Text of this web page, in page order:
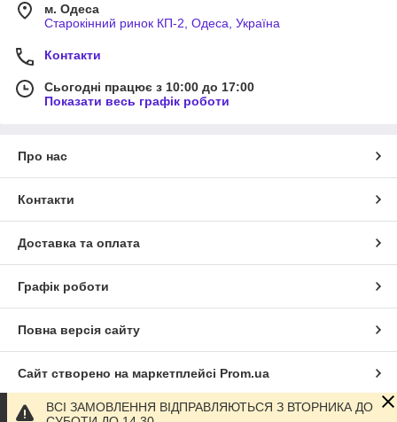
м. Одеса
Старокінний ринок КП-2, Одеса, Україна
Контакти
Сьогодні працює з 10:00 до 17:00
Показати весь графік роботи
Про нас
Контакти
Доставка та оплата
Графік роботи
Повна версія сайту
Сайт створено на маркетплейсі Prom.ua
Політика конфіденційності
ВСІ ЗАМОВЛЕННЯ ВІДПРАВЛЯЮТЬСЯ З ВТОРНИКА ДО